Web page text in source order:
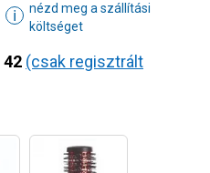
ℹ
nézd meg a szállítási
költséget
42 (csak regisztrált